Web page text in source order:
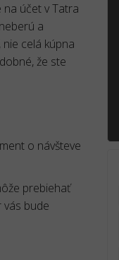
účet v Tatra
a
celá kúpna
že ste
o návšteve
prebiehať
bude